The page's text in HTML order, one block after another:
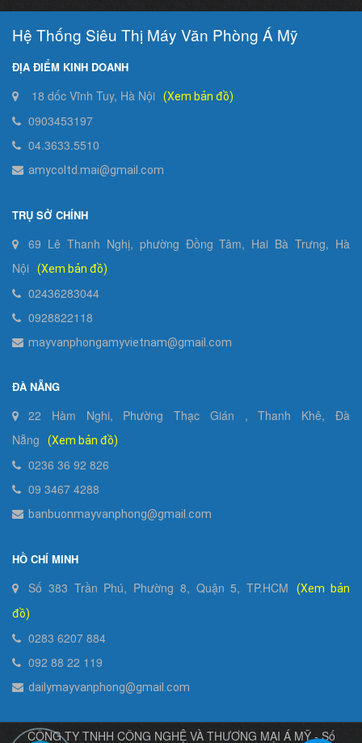
Hệ Thống Siêu Thị Máy Văn Phòng Á Mỹ
ĐỊA ĐIỂM KINH DOANH
18 dốc Vĩnh Tuy, Hà Nội (Xem bản đồ)
0903453197
04.3633.5510
amycoltd.mai@gmail.com
TRỤ SỞ CHÍNH
69 Lê Thanh Nghị, phường Đồng Tâm, Hai Bà Trưng, Hà
Nội
(Xem bản đồ)
02436283044
0928822118
mayvanphongamyvietnam@gmail.com
ĐÀ NẴNG
22 Hàm Nghi, Phường Thạc Gián , Thanh Khê, Đà
Nẵng
(Xem bản đồ)
0236 36 92 826
09 3467 4288
banbuonmayvanphong@gmail.com
HỒ CHÍ MINH
Số 383 Trần Phú, Phường 8, Quận 5, TP.HCM
(Xem bản
đồ)
0283 6207 884
092 88 22 119
dailymayvanphong@gmail.com
CÔNG TY TNHH CÔNG NGHỆ VÀ THƯƠNG MẠI Á MỸ - Số